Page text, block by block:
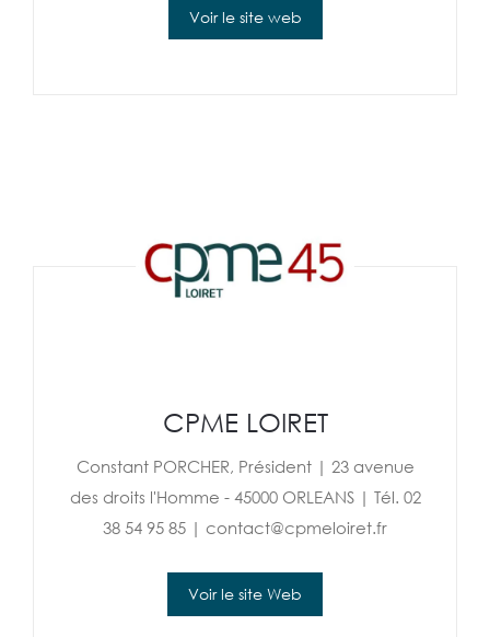
Voir le site web
CPME LOIRET
Constant PORCHER, Président | 23 avenue
des droits l'Homme - 45000 ORLEANS | Tél. 02
38 54 95 85 | contact@cpmeloiret.fr
Voir le site Web